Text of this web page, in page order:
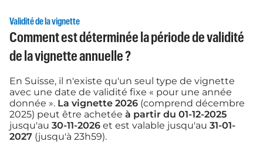
Validité de la vignette
Comment est déterminée la période de validité
de la vignette annuelle ?
En Suisse, il n'existe qu'un seul type de vignette
avec une date de validité fixe « pour une année
donnée ». La vignette 2026 (comprend décembre
2025) peut être achetée à partir du 01-12-2025
jusqu'au 30-11-2026 et est valable jusqu'au 31-01-
2027 (jusqu'à 23h59).